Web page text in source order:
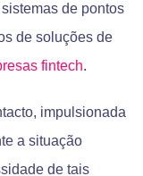
de pontos
de soluções de
fintech.
impulsionada
a situação
de tais